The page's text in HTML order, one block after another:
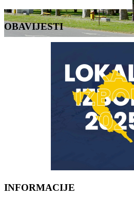
OBAVIJESTI
INFORMACIJE